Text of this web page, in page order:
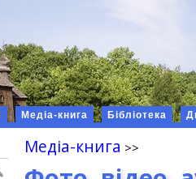
Медіа-книга Бібліотека
Медіа-книга